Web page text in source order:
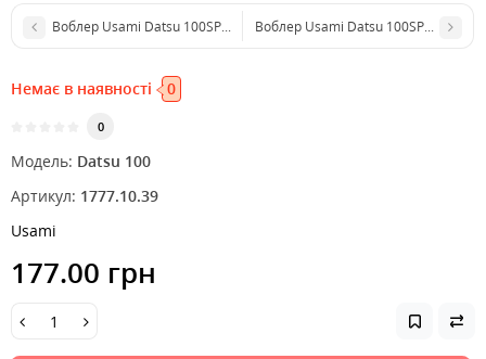
Воблер Usami Datsu 100SP-SR 16.7 g #122 (1.0 m)Воблер Usami Datsu 100SP-SR 16.7
Немає в наявності 0
0
Модель: Datsu 100
Артикул: 1777.10.39
Usami
177.00 грн